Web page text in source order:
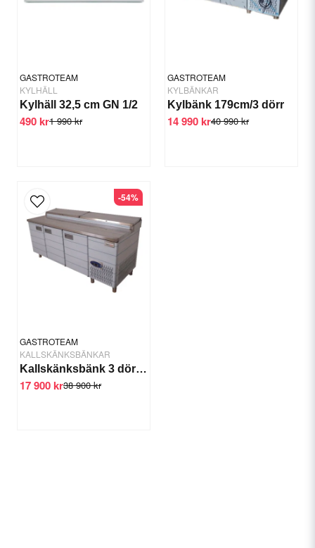
GASTROTEAM
KYLHÄLL
Kylhäll 32,5 cm GN 1/2
1 990 kr
490 kr
GASTROTEAM
KYLBÄNKAR
Kylbänk 179cm/3 dörr
40 990 kr
14 990 kr
GASTROTEAM
KALLSKÄNKSBÄNKAR
Kallskänksbänk 3 dörrar 1/4 GN, 200x80x90/110cm
38 900 kr
17 900 kr
-54%